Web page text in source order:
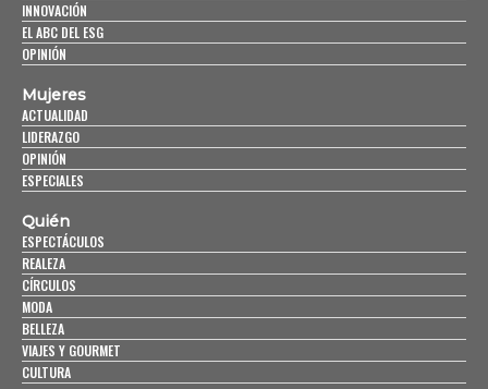
INNOVACIÓN
EL ABC DEL ESG
OPINIÓN
Mujeres
ACTUALIDAD
LIDERAZGO
OPINIÓN
ESPECIALES
Quién
ESPECTÁCULOS
REALEZA
CÍRCULOS
MODA
BELLEZA
VIAJES Y GOURMET
CULTURA